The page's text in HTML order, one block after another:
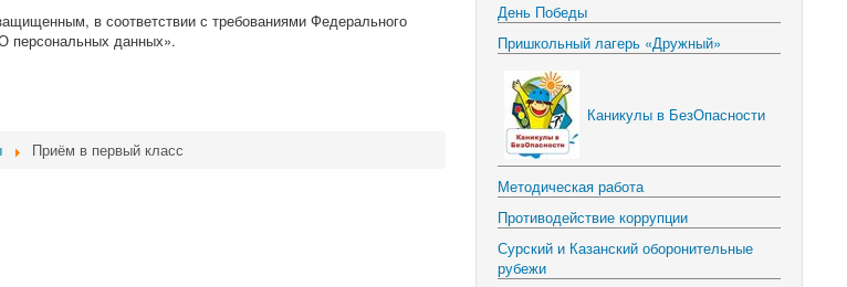
в соответствии с требованиями Федерального
персональных данных».
Приём в первый класс
День Победы
Пришкольный лагерь «Дружный»
Каникулы в БезОпасности
Методическая работа
Противодействие коррупции
Сурский и Казанский оборонительные
рубежи